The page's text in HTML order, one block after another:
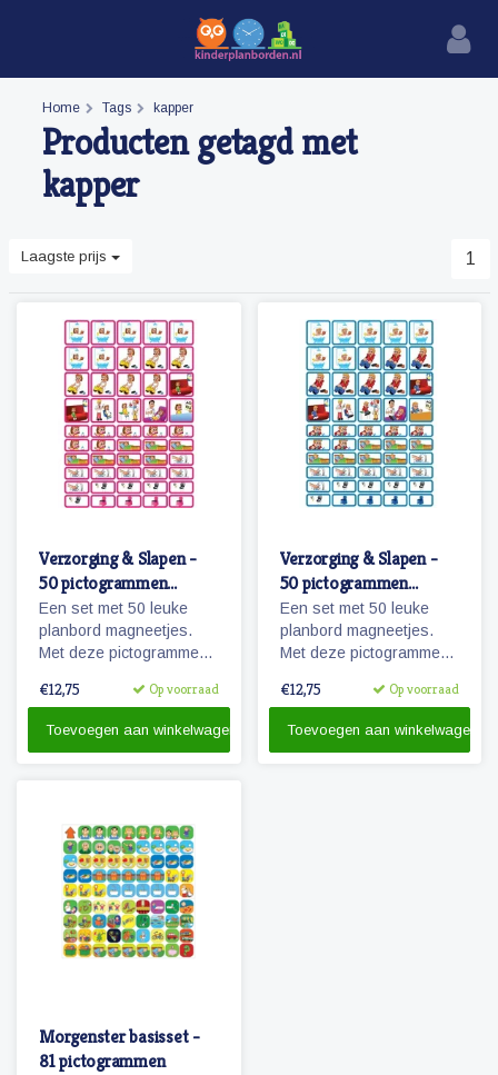
Home Tags kapper
Producten getagd met
kapper
Laagste prijs 1
Verzorging & Slapen -
50 pictogrammen
(meisje)
Een set met 50 leuke
planbord magneetjes.
Met deze pictogrammen
ochtendritueel inzichtelijk
aan de tandarts of
€12,75 Op voorraad
Toevoegen aan winkelwagen
Verzorging & Slapen -
50 pictogrammen
(jongen)
Een set met 50 leuke
planbord magneetjes.
Met deze pictogrammen
ochtendritueel inzichtelijk
aan de tandarts of
€12,75 Op voorraad
Toevoegen aan winkelwagen
Morgenster basisset -
81 pictogrammen